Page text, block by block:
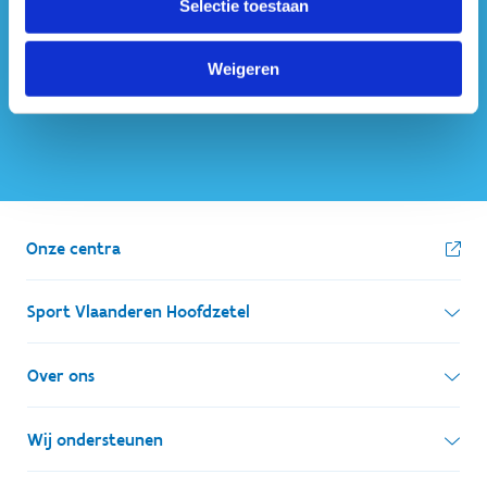
Selectie toestaan
Weigeren
ook op sociale media
Onze centra
Sport Vlaanderen Hoofdzetel
Simon Bolivarlaan 17
1000 Brussel
Ondernemingsnummer: BE 0248.142.826
Over ons
Wie zijn we, wat doen we
Onze centra
Wij ondersteunen